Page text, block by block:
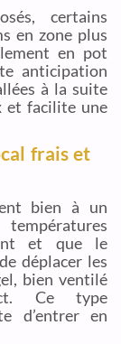
certains
en zone plus
en pot
anticipation
à la suite
et facilite une
frais et
bien à un
et que le
déplacer les
bien ventilé
Ce type
d’entrer en